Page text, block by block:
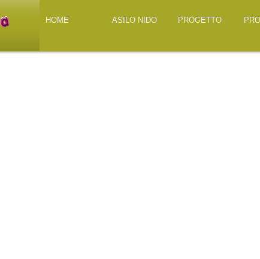
HOME ASILO NIDO PROGETTO